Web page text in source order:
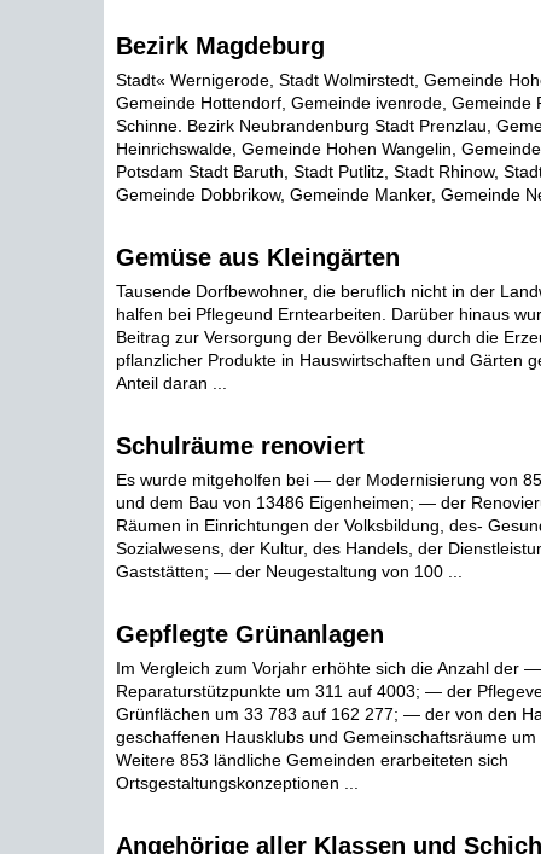
Bezirk Magdeburg
Stadt« Wernigerode, Stadt Wolmirstedt, Gemeinde
Gemeinde Hottendorf, Gemeinde ivenrode, Gemeinde
Schinne. Bezirk Neubrandenburg Stadt Prenzlau,
Heinrichswalde, Gemeinde Hohen Wangelin,
Potsdam Stadt Baruth, Stadt Putlitz, Stadt Rhinow,
Gemeinde Dobbrikow, Gemeinde Manker, Gemeinde
Gemüse aus Kleingärten
Tausende Dorfbewohner, die beruflich nicht in der
halfen bei Pflegeund Erntearbeiten. Darüber hinaus
Beitrag zur Versorgung der Bevölkerung durch die
pflanzlicher Produkte in Hauswirtschaften und Gärten
Anteil daran ...
Schulräume renoviert
Es wurde mitgeholfen bei — der Modernisierung von
und dem Bau von 13486 Eigenheimen; — der
Räumen in Einrichtungen der Volksbildung, des-
Sozialwesens, der Kultur, des Handels, der
Gaststätten; — der Neugestaltung von 100 ...
Gepflegte Grünanlagen
Im Vergleich zum Vorjahr erhöhte sich die Anzahl der
Reparaturstützpunkte um 311 auf 4003; — der
Grünflächen um 33 783 auf 162 277; — der von den
geschaffenen Hausklubs und Gemeinschaftsräume
Weitere 853 ländliche Gemeinden erarbeiteten sich
Ortsgestaltungskonzeptionen ...
Angehörige aller Klassen und